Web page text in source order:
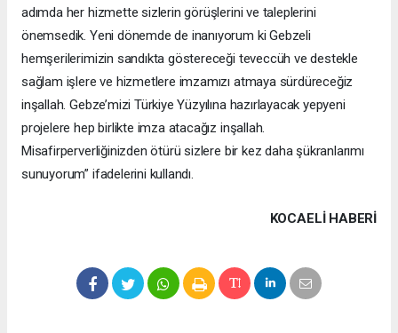
adımda her hizmette sizlerin görüşlerini ve taleplerini
önemsedik. Yeni dönemde de inanıyorum ki Gebzeli
hemşerilerimizin sandıkta göstereceği teveccüh ve destekle
sağlam işlere ve hizmetlere imzamızı atmaya sürdüreceğiz
inşallah. Gebze’mizi Türkiye Yüzyılına hazırlayacak yepyeni
projelere hep birlikte imza atacağız inşallah.
Misafirperverliğinizden ötürü sizlere bir kez daha şükranlarımı
sunuyorum” ifadelerini kullandı.
KOCAELI HABERİ